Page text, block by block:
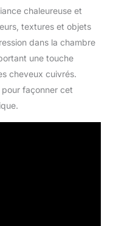
chaleureuse et
textures et objets
dans la chambre
une touche
cheveux cuivrés.
pour façonner cet